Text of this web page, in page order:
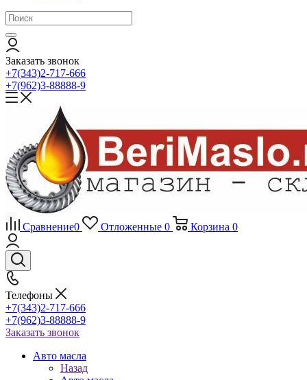
Заказать звонок
+7(343)2-717-666
+7(962)3-88888-9
Сравнение0 Отложенные 0 Корзина 0
Телефоны
+7(343)2-717-666
+7(962)3-88888-9
Заказать звонок
Авто масла
Назад